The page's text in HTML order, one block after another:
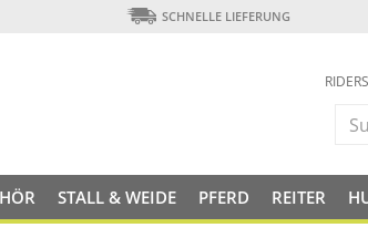
SCHNELLE LIEFERUNG
STALL & WEIDE PFERD REITER